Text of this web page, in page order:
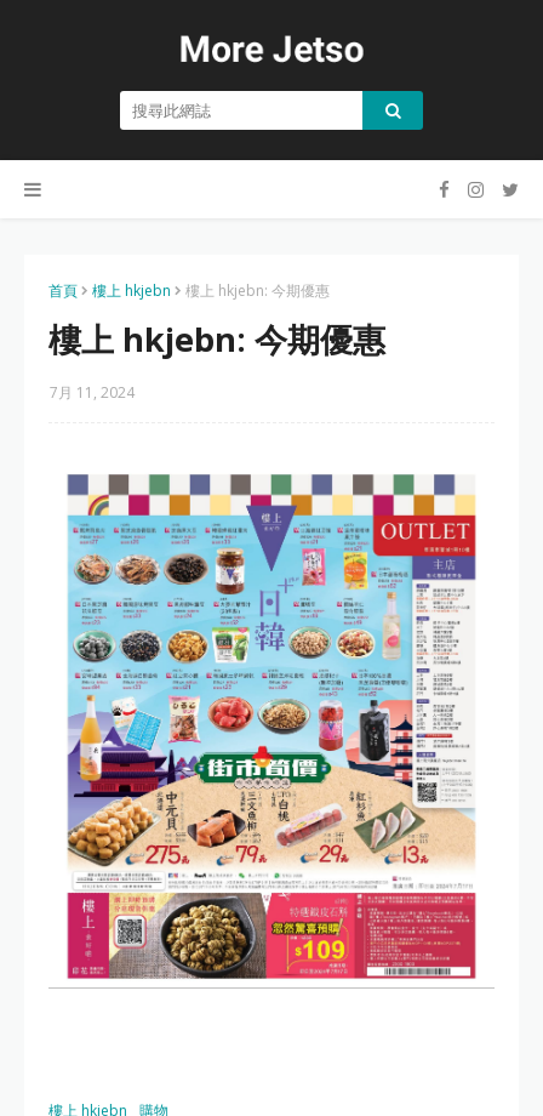
首頁 樓上 hkjebn 樓上 hkjebn: 今期優惠
樓上 hkjebn: 今期優惠
7月 11, 2024
樓上 hkjebn 購物